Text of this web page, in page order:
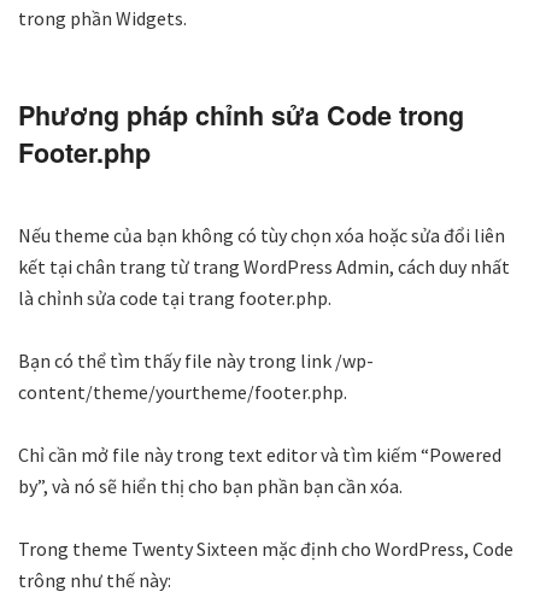
trong phần Widgets.
Phương pháp chỉnh sửa Code trong
Footer.php
Nếu theme của bạn không có tùy chọn xóa hoặc sửa đổi liên
kết tại chân trang từ trang WordPress Admin, cách duy nhất
là chỉnh sửa code tại trang footer.php.
Bạn có thể tìm thấy file này trong link /wp-
content/theme/yourtheme/footer.php.
Chỉ cần mở file này trong text editor và tìm kiếm “Powered
by”, và nó sẽ hiển thị cho bạn phần bạn cần xóa.
Trong theme Twenty Sixteen mặc định cho WordPress, Code
trông như thế này: